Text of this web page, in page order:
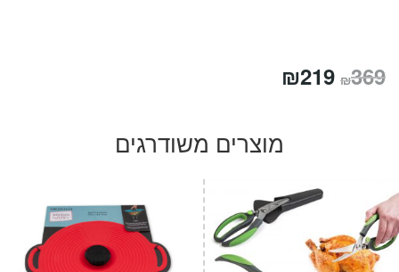
₪369 המחיר
₪219
הוא:
מוצרים משודרגים